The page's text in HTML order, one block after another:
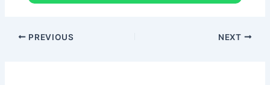
PREVIOUS NEXT